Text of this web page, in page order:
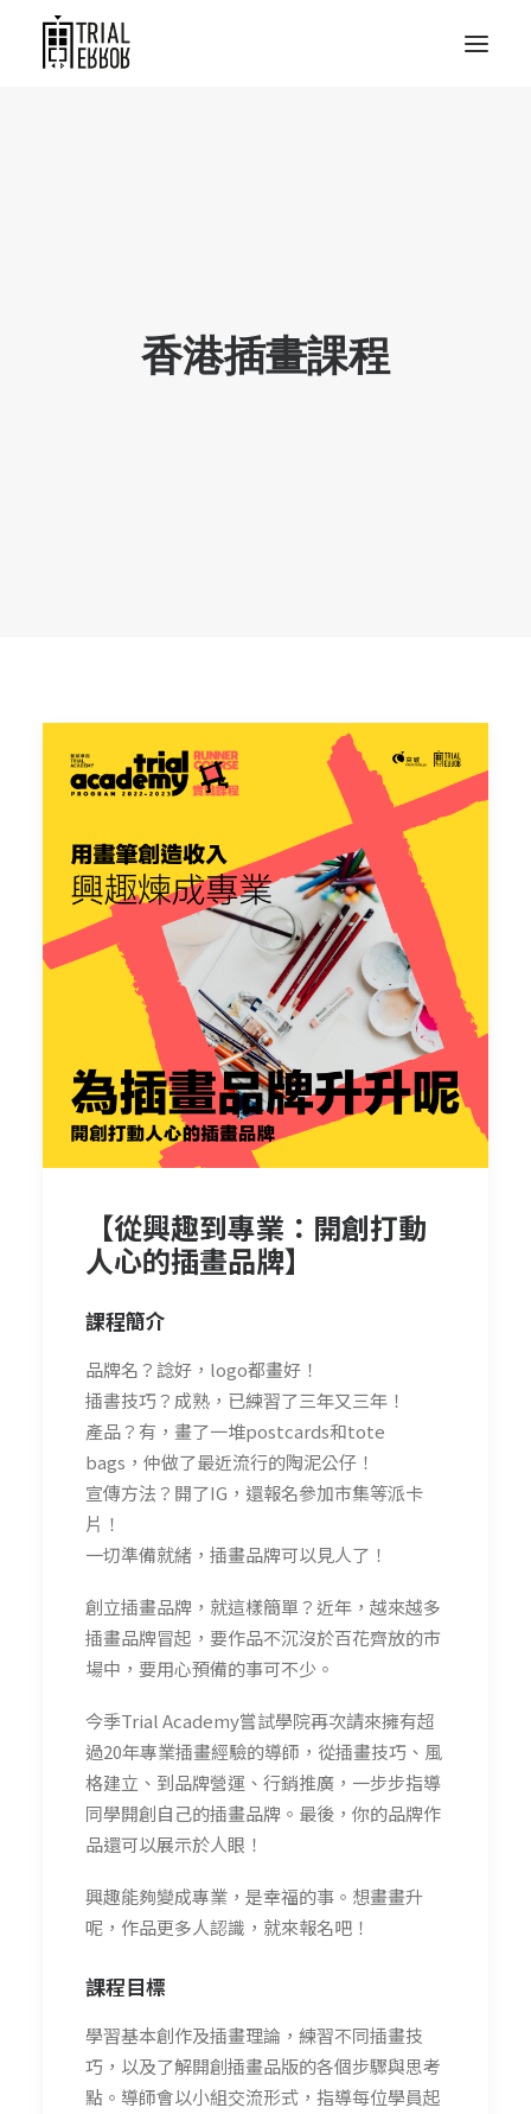
香港插畫課程
【從興趣到專業：開創打動
人心的插畫品牌】
課程簡介
品牌名？諗好，logo都畫好！
插書技巧？成熟，已練習了三年又三年！
產品？有，畫了一堆postcards和tote
bags，仲做了最近流行的陶泥公仔！
宣傳方法？開了IG，還報名參加市集等派卡
片！
一切準備就緒，插畫品牌可以見人了！
創立插畫品牌，就這樣簡單？近年，越來越多
插畫品牌冒起，要作品不沉沒於百花齊放的市
場中，要用心預備的事可不少。
今季Trial Academy嘗試學院再次請來擁有超
過20年專業插畫經驗的導師，從插畫技巧、風
格建立、到品牌營運、行銷推廣，一步步指導
同學開創自己的插畫品牌。最後，你的品牌作
品還可以展示於人眼！
興趣能夠變成專業，是幸福的事。想畫畫升
呢，作品更多人認識，就來報名吧！
課程目標
學習基本創作及插畫理論，練習不同插畫技
巧，以及了解開創插畫品版的各個步驟與思考
點。導師會以小組交流形式，指導每位學員起